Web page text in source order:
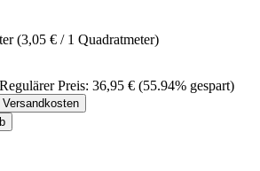
(3,05 € / 1 Quadratmeter)
Regulärer Preis: 36,95 € (55.94% gespart)